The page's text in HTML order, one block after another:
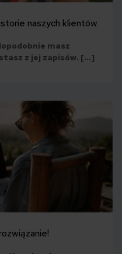
naszych klientów
masz
z jej zapisów. […]